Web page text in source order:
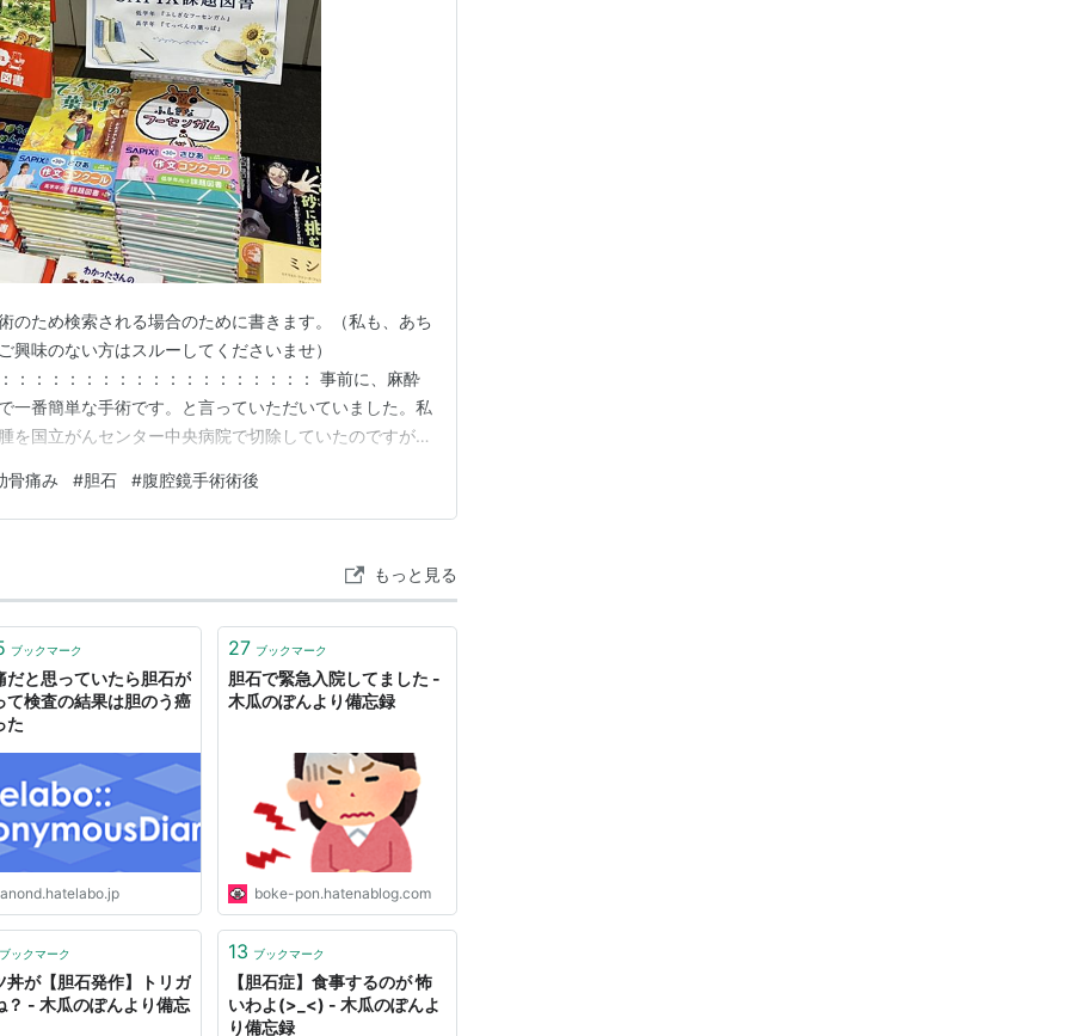
のため検索される場合のために書きます。（私も、あち
興味のない方はスルーしてくださいませ）
：：：：：：：：：：：：：：：：：： 事前に、麻酔
一番簡単な手術です。と言っていただいていました。私
を国立がんセンター中央病院で切除していたのですが、
思えば、内臓とそれ以外の違いは大きいのでしょう。
よかったのかもですが、そこは素人に…
骨痛み #胆石 #腹腔鏡手術術後
もっと見る
ブックマーク
だと思っていたら胆石が
て検査の結果は胆のう癌
た
anond.hatelabo.jp
27 ブックマーク
胆石で緊急入院してました -
木瓜のぽんより備忘録
boke-pon.hatenablog.com
ブックマーク
丼が【胆石発作】トリガ
？ - 木瓜のぽんより備忘
13 ブックマーク
【胆石症】食事するのが 怖
いわよ(>_<) - 木瓜のぽんよ
り備忘録